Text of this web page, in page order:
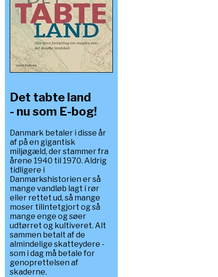
Det tabte land
- nu som E-bog!
Danmark betaler i disse år
af på en gigantisk
miljøgæld, der stammer fra
årene 1940 til 1970. Aldrig
tidligere i
Danmarkshistorien er så
mange vandløb lagt i rør
eller rettet ud, så mange
moser tilintetgjort og så
mange enge og søer
udtørret og kultiveret. Alt
sammen betalt af de
almindelige skatteydere -
som i dag må betale for
genoprettelsen af
skaderne.